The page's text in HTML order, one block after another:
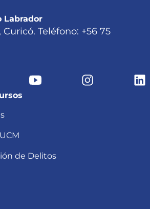
Labrador
Teléfono: +56 75
de Delitos